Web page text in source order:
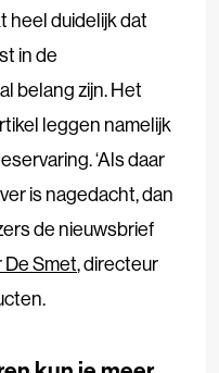
heel duidelijk dat
in de
belang zijn. Het
leggen namelijk
‘Als daar
is nagedacht, dan
de nieuwsbrief
De Smet, directeur